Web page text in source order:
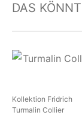
DAS
Kollektion Fridrich
Turmalin Collier